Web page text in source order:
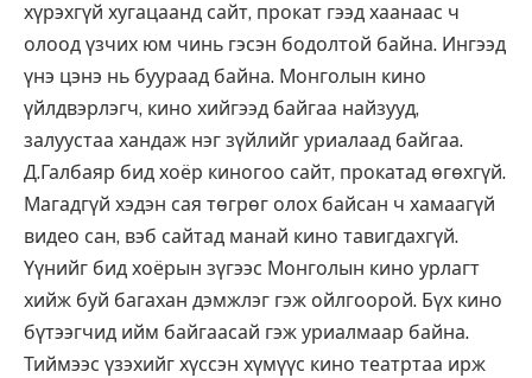
хүрэхгүй хугацаанд сайт, прокат гээд хаанаас ч
олоод үзчих юм чинь гэсэн бодолтой байна. Ингээд
үнэ цэнэ нь буураад байна. Монголын кино
үйлдвэрлэгч, кино хийгээд байгаа найзууд,
залуустаа хандаж нэг зүйлийг уриалаад байгаа.
Д.Галбаяр бид хоёр киногоо сайт, прокатад өгөхгүй.
Магадгүй хэдэн сая төгрөг олох байсан ч хамаагүй
видео сан, вэб сайтад манай кино тавигдахгүй.
Үүнийг бид хоёрын зүгээс Монголын кино урлагт
хийж буй багахан дэмжлэг гэж ойлгоорой. Бүх кино
бүтээгчид ийм байгаасай гэж уриалмаар байна.
Тиймээс үзэхийг хүссэн хүмүүс кино театртаа ирж